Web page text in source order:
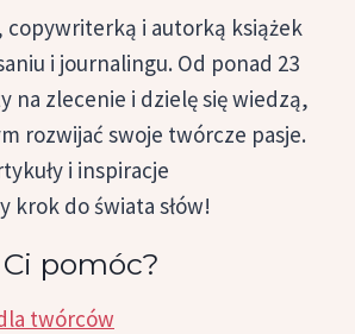
copywriterką i autorką książek
i journalingu. Od ponad 23
na zlecenie i dzielę się wiedzą,
rozwijać swoje twórcze pasje.
i inspiracje
krok do świata słów!
pomóc?
twórców